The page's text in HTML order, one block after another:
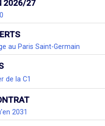
2026/27
au Paris Saint-Germain
de la C1
2031